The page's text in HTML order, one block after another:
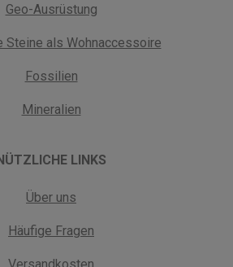
Geo-Ausrüstung
Steine als Wohnaccessoire
Fossilien
Mineralien
LINKS
Über uns
Häufige Fragen